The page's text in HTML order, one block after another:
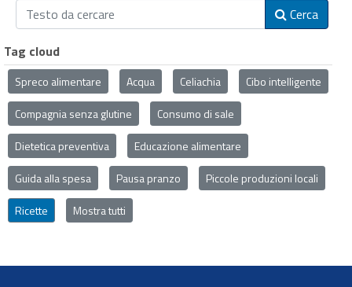
Cerca
Tag cloud
Spreco alimentare Acqua Celiachia
Cibo intelligente
Compagnia senza glutine
Consumo di sale
Dietetica preventiva
Educazione alimentare
Guida alla spesa
Pausa pranzo
Piccole produzioni locali
Ricette
Mostra tutti